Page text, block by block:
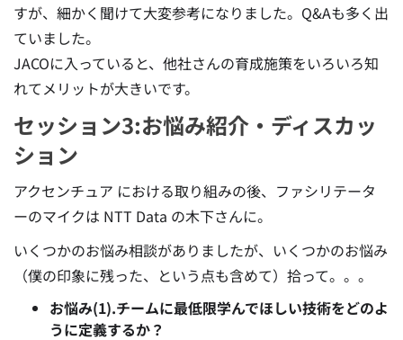
すが、細かく聞けて大変参考になりました。Q&Aも多く出
ていました。
JACOに入っていると、他社さんの育成施策をいろいろ知
れてメリットが大きいです。
セッション3:お悩み紹介・ディスカッ
ション
アクセンチュア における取り組みの後、ファシリテータ
ーのマイクは NTT Data の木下さんに。
いくつかのお悩み相談がありましたが、いくつかのお悩み
（僕の印象に残った、という点も含めて）拾って。。。
お悩み(1).チームに最低限学んでほしい技術をどのよ
うに定義するか？